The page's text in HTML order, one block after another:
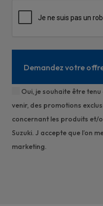
Demandez votre
Oui, je souhaite être
venir, des promotions
concernant les produits et/
Suzuki. J accepte que l’on
marketing.